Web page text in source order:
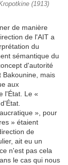
(1913)
de manière
de l'AIT a
du
sémantique du
d'autorité
Bakounine, mais
aux
l'État. Le «
», pour
» étaient
de
ait eu un
n'est pas cela
le cas qui nous